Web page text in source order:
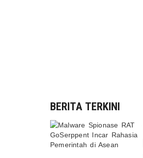
BERITA TERKINI